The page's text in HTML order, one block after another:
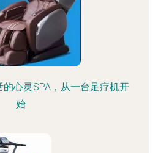
心灵SPA，从一台足疗机开
始